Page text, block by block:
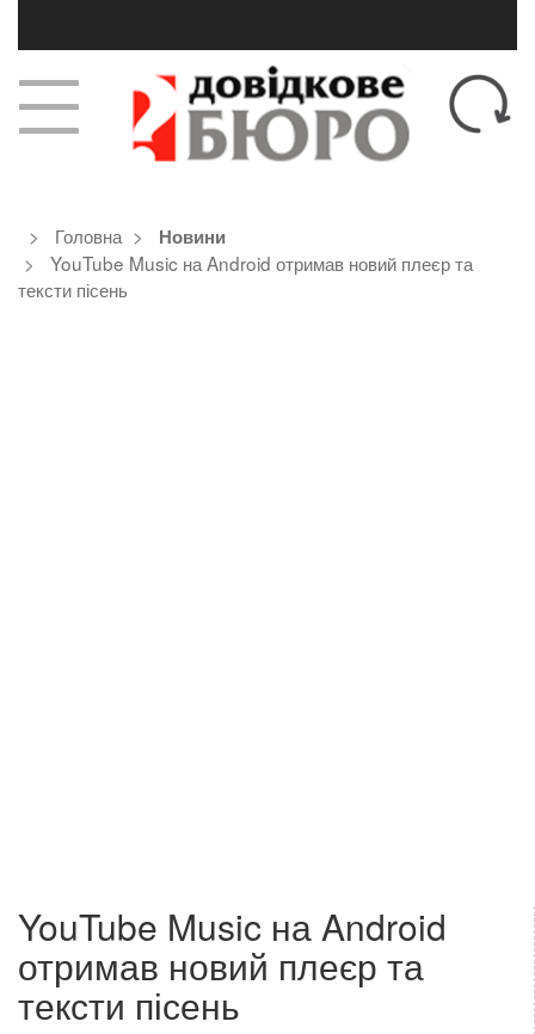
Головна
Новини
YouTube Music на Android отримав новий плеєр та
тексти пісень
YouTube Music на Android
отримав новий плеєр та
тексти пісень